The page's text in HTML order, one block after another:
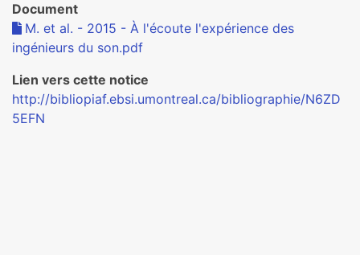
Document
M. et al. - 2015 - À l'écoute l'expérience des
ingénieurs du son.pdf
Lien vers cette notice
http://bibliopiaf.ebsi.umontreal.ca/bibliographie/N6ZD
5EFN